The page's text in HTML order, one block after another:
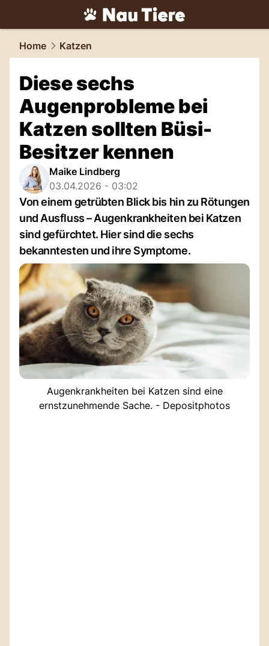
tiere.NAU.ch
Home Katzen
Diese sechs
Augenprobleme bei
Katzen sollten Büsi-
Besitzer kennen
Maike Lindberg
03.04.2026 - 03:02
Von einem getrübten Blick bis hin zu Rötungen
und Ausfluss – Augenkrankheiten bei Katzen
sind gefürchtet. Hier sind die sechs
bekanntesten und ihre Symptome.
Augenkrankheiten bei Katzen sind eine
ernstzunehmende Sache. - Depositphotos